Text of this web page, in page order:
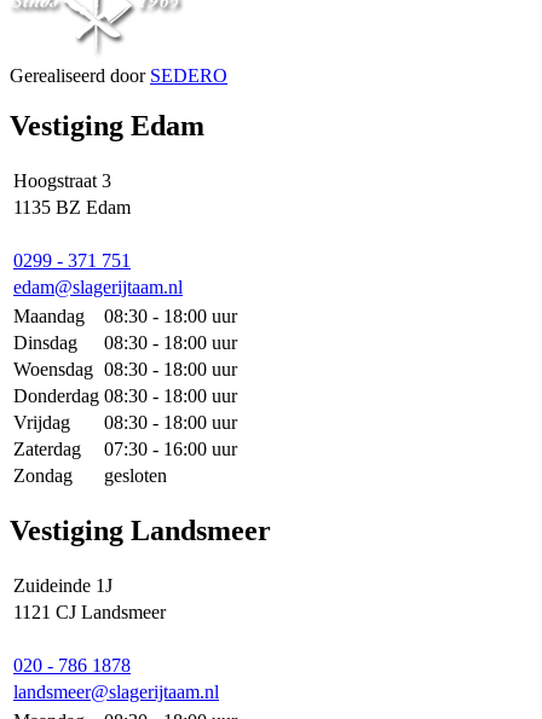
Gerealiseerd door SEDERO
Vestiging Edam
Hoogstraat 3
1135 BZ Edam
0299 - 371 751
edam@slagerijtaam.nl
Maandag
08:30 - 18:00 uur
Dinsdag
08:30 - 18:00 uur
Woensdag 08:30 - 18:00 uur
Donderdag 08:30 - 18:00 uur
Vrijdag
08:30 - 18:00 uur
Zaterdag
07:30 - 16:00 uur
Zondag
gesloten
Vestiging Landsmeer
Zuideinde 1J
1121 CJ Landsmeer
020 - 786 1878
landsmeer@slagerijtaam.nl